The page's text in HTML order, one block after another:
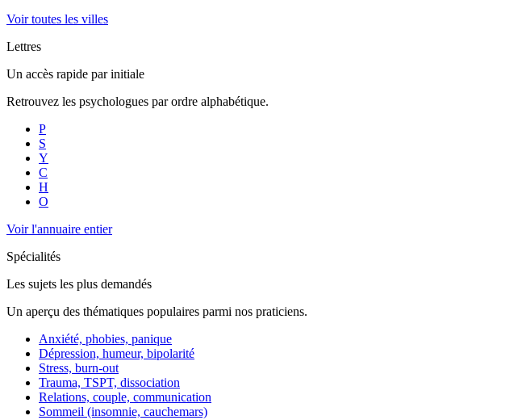
Voir toutes les villes
Lettres
Un accès rapide par initiale
Retrouvez les psychologues par ordre alphabétique.
P
S
Y
C
H
O
Voir l'annuaire entier
Spécialités
Les sujets les plus demandés
Un aperçu des thématiques populaires parmi nos praticiens.
Anxiété, phobies, panique
Dépression, humeur, bipolarité
Stress, burn-out
Trauma, TSPT, dissociation
Relations, couple, communication
Sommeil (insomnie, cauchemars)